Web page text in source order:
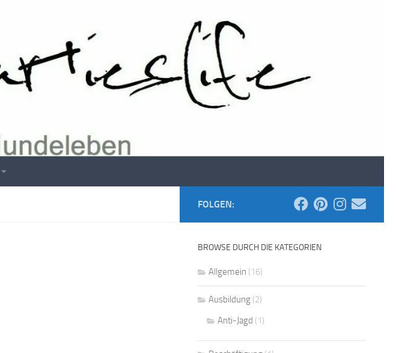
FOLGEN:
BROWSE DURCH DIE KATEGORIEN
Allgemein (16)
Ausbildung (2)
Anti-Jagd (1)